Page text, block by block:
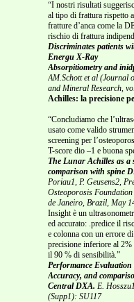
“I nostri risultati
al tipo di frattura rispetto
fratture d’anca come la
rischio di frattura
Discriminates patients
Energu X-Ray
Absorpitiometry and
AM.Schott et al (Journal
and Mineral Research,
Achilles: la precisione
“Concludiamo che
usato come valido
screening per
T-score dio –1 e buona
The Lunar Achilles as a
comparison with spine
Poriau1, P. Geusens2,
Osteoporosis
de Janeiro, Brazil, May
Insight è un
ed accurato: .predice il
e colonna con un errore di
precisione inferiore al 2%
il 90 % di sensibilità.”
Performance
Accuracy, and
Central DXA. E.
(Supp1): SU117